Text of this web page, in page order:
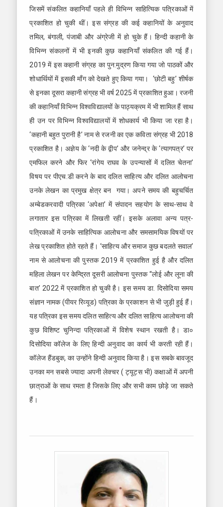
जिसमें संकलित कहानियाँ पहले ही विभिन्न साहित्यिक पत्रिकाओं में
प्रकाशित हो चुकी थीं। इस संग्रह की कई कहानियों के अनुवाद
तमिल, बंगाली, पंजाबी और अंग्रेजी में हो चुके हैं। हिन्दी कहानी के
विभिन्न संकलनों में भी इनकी कुछ कहानियाँ संकलित की गई हैं।
2019 में इस कहानी संग्रह का पुन:मुद्रण किया गया जो पाठकों और
शोधार्थियों में इसकी माँग को देखते हुए किया गया। ‘छोटी बहु’ शीर्षक
से इनका दूसरा कहानी संग्रह भी वर्ष 2025 में प्रकाशित हुआ। रजनी
की कहानियाँ विभिन्न विश्वविद्यालयों के पाठ्यक्रम में भी शामिल हैं साथ
ही उन पर विभिन्न विश्वविद्यालयों में शोधकार्य भी किया जा रहा है।
‘कहानी बहुत पुरानी है’ नाम से रजनी का एक कविता संग्रह भी 2018
प्रकाशित है। अज्ञेय के ‘नदी के द्वीप’ और जनेन्द्र के ‘त्यागपत्र’ पर
एमफिल करने और फिर ‘रांगेय राघव के उपन्यासों में दलित चेतना’
विषय पर पीएच.डी करने के बाद दलित साहित्य और दलित आलोचना
उनके लेखन का प्रमुख क्षेत्र बन गया। अपने समय की बहुचर्चित
अम्बेडकरवादी पत्रिका ‘अपेक्षा’ में संपादन सहयोग के साथ-साथ वे
लगातार इस पत्रिका में लिखती रहीं। इसके अलावा अन्य पत्र-
पत्रिकाओं में उनके साहित्यिक आलोचना और समसामयिक विषयों पर
लेख प्रकाशित होते रहते हैं। ‘साहित्य और समाज कुछ बदलते सवाल’
नाम से आलोचना की पुस्तक 2019 में प्रकाशित हुई है और दलित
महिला लेखन पर केन्द्रित दूसरी आलोचना पुस्तक “लोई और लूना की
बात’ 2022 में प्रकाशित हो चुकी है। इस समय डा. दिसोदिया समय
संज्ञान नामक (पीयर रिव्यूड) पत्रिका के प्रकाशन से भी जुड़ी हुई हैं।
यह पत्रिका इस समय दलित साहित्य और दलित साहित्य आलोचना की
कुछ विशिष्ट चुनिन्दा पत्रिकाओं में विशेष स्थान रखती है। डा०
दिसोदिया कॉलेज के लिए हिन्दी अनुवाद का कार्य भी करती रही हैं।
कॉलेज हैंडबुक, का उन्होंने हिन्दी अनुवाद किया है। इस सबके बावजूद
उनका मन सबसे ज्यादा अपनी लेक्चर ( ट्यूट्स भी) कक्षाओं में अपनी
छात्राओं के साथ रमता है जिसके लिए और सभी काम छोड़े जा सकते
हैं।